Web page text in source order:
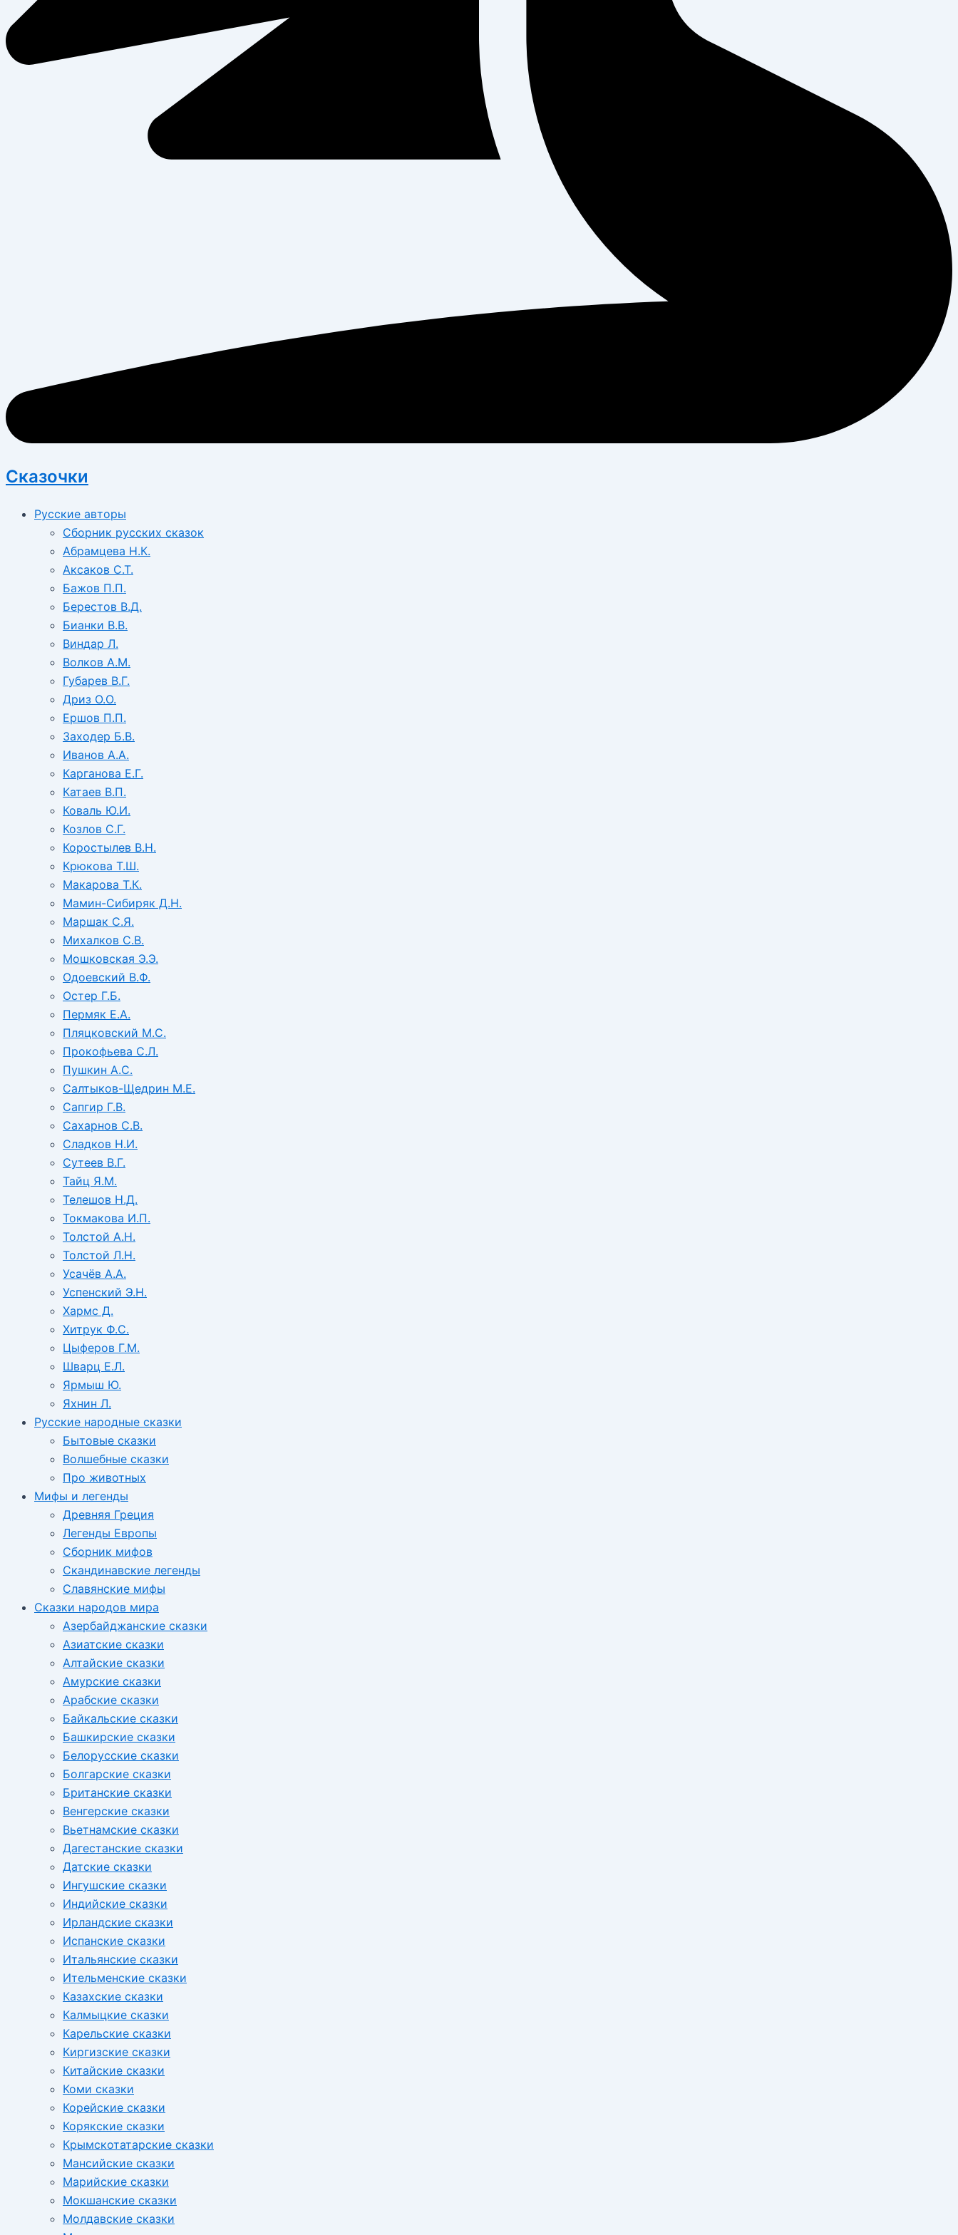
Сказочки
Русские авторы
Сборник русских сказок
Абрамцева Н.К.
Аксаков С.Т.
Бажов П.П.
Берестов В.Д.
Бианки В.В.
Виндар Л.
Волков А.М.
Губарев В.Г.
Дриз О.О.
Ершов П.П.
Заходер Б.В.
Иванов А.А.
Карганова Е.Г.
Катаев В.П.
Коваль Ю.И.
Козлов С.Г.
Коростылев В.Н.
Крюкова Т.Ш.
Макарова Т.К.
Мамин-Сибиряк Д.Н.
Маршак С.Я.
Михалков С.В.
Мошковская Э.Э.
Одоевский В.Ф.
Остер Г.Б.
Пермяк Е.А.
Пляцковский М.С.
Прокофьева С.Л.
Пушкин А.С.
Салтыков-Щедрин М.Е.
Сапгир Г.В.
Сахарнов С.В.
Сладков Н.И.
Сутеев В.Г.
Тайц Я.М.
Телешов Н.Д.
Токмакова И.П.
Толстой А.Н.
Толстой Л.Н.
Усачёв А.А.
Успенский Э.Н.
Хармс Д.
Хитрук Ф.С.
Цыферов Г.М.
Шварц Е.Л.
Ярмыш Ю.
Яхнин Л.
Русские народные сказки
Бытовые сказки
Волшебные сказки
Про животных
Мифы и легенды
Древняя Греция
Легенды Европы
Сборник мифов
Скандинавские легенды
Славянские мифы
Сказки народов мира
Азербайджанские сказки
Азиатские сказки
Алтайские сказки
Амурские сказки
Арабские сказки
Байкальские сказки
Башкирские сказки
Белорусские сказки
Болгарские сказки
Британские сказки
Венгерские сказки
Вьетнамские сказки
Дагестанские сказки
Датские сказки
Ингушские сказки
Индийские сказки
Ирландские сказки
Испанские сказки
Итальянские сказки
Ительменские сказки
Казахские сказки
Калмыцкие сказки
Карельские сказки
Киргизские сказки
Китайские сказки
Коми сказки
Корейские сказки
Корякские сказки
Крымскотатарские сказки
Мансийские сказки
Марийские сказки
Мокшанские сказки
Молдавские сказки